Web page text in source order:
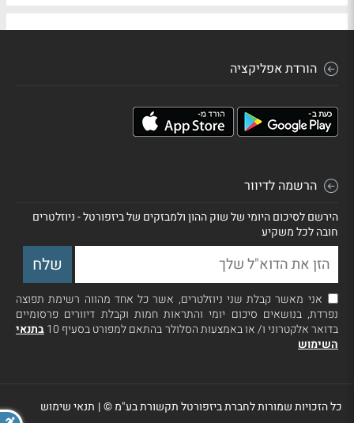
הורדת אפליקציה
הרשמה לדיוור
הירשם לסיכום היומי של שוק ההון ולמבזקים של ביזפורטל - ניוזלטרים
חובה לכל משקיע
אני מאשר קבלת שני ניוזלטרים, אשר כל אחד מהווה רשימת תפוצה
נפרדת, בנושאים סיכום יומי והתראות חמות וקבלת דיוורים פרסומיים
בדואר אלקטרוני ו/ או באמצעות הסלולר בהתאם למפורט בסעיף 10
בתנאי
השימוש
כל הזכויות שמורות לחברת ביזפורטל תקשורת בע"מ ©| תנאי שימוש